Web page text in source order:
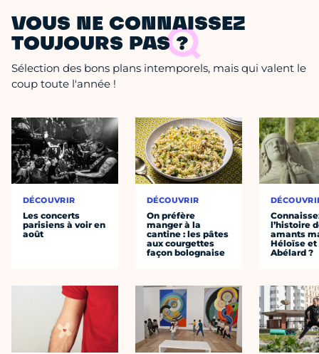
VOUS NE CONNAISSEZ
TOUJOURS PAS ?
Sélection des bons plans intemporels, mais qui valent le
coup toute l'année !
DÉCOUVRIR
Les concerts
parisiens à voir en
août
DÉCOUVRIR
On préfère
manger à la
cantine : les pâtes
aux courgettes
façon bolognaise
l’histoire
amants
Héloïse et
Abélard ?